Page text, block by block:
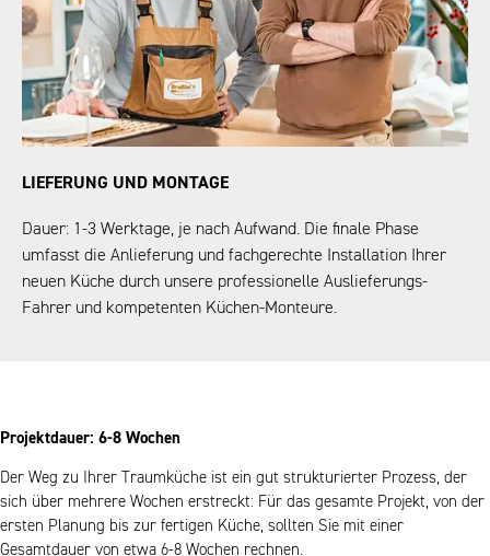
LIEFERUNG UND MONTAGE
Dauer: 1-3 Werktage, je nach Aufwand. Die finale Phase
umfasst die Anlieferung und fachgerechte Installation Ihrer
neuen Küche durch unsere professionelle Auslieferungs-
Fahrer und kompetenten Küchen-Monteure.
Projektdauer: 6-8 Wochen
Der Weg zu Ihrer Traumküche ist ein gut strukturierter Prozess, der
sich über mehrere Wochen erstreckt: Für das gesamte Projekt, von der
ersten Planung bis zur fertigen Küche, sollten Sie mit einer
Gesamtdauer von etwa 6-8 Wochen rechnen.